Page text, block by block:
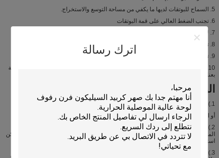
اترك رسالة
5. السماح للبوتقات لديها ما يكفي من مساحة التوسع والاستخراج.
6. تجنب الضغط العالي على قمة البوتقات
7. لا ينبغي ضغط غطاء الفرن على قمة البوتقات.
8. تأكد من أن بطانة الفرن تعمل بشكل جيد وإصلاحه إذا كان هناك ضرر ،
9. تأكد من بوتقة والأفران متحدة المركز.
10. لا تحرم أو تسقط سبيكة معدنية في البوتقة ؛ استخدام كماشة لوضع المعدن في بوتقة
بعناية
الوضعية :
1.) الجرافيت بوتقة يمكن استخدامها لصهر المعادن غير الحديدية والصب ، وحل الذهب
أو الحلي الفضية ، تحليل الصلب من نوع خاص ، تلبد المعادن الصلبة.
2.) الجرافيت بوتقة لصهر الذهب متخصصة في ذوبان الذهب في أغطية الرأس وصناعة
المجوهرات. التي تتطلب مادة الجرافيت عالية الكثافة والنقاء ، ومقاومة الاجتثاث ، ويمكن
استخدامه عدة مرات. يمكننا آلة البوتقات المختلفة وفقا لمتطلبات العملاء.
3.) مصنوعة من الجرافيت النقي العالي وتستخدم على نطاق واسع في ذوبان الذهب